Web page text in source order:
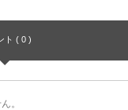
ト ( 0 )
。